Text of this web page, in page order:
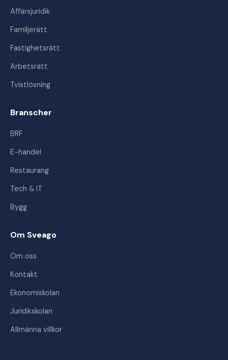
Affärsjuridik
Familjerätt
Fastighetsrätt
Arbetsrätt
Tvistlösning
Branscher
BRF
E-handel
Restaurang
Tech & IT
Bygg
Om Sveago
Om oss
Kontakt
Ekonomiskolan
Juridikskolan
Allmänna villkor